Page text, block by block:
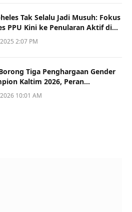
Tak Selalu Jadi Musuh: Fokus
PPU Kini ke Penularan Aktif di
2:07 PM
Tiga Penghargaan Gender
Kaltim 2026, Peran
Jadi Sorotan
10:01 AM